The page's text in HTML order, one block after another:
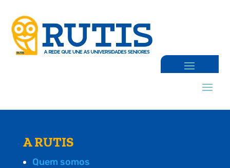
A RUTIS
Quem somos